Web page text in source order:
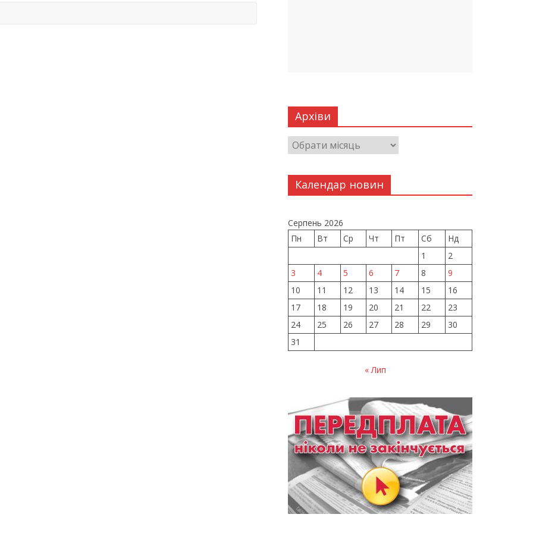
Архіви
Календар новин
Серпень 2026
Пн
Вт Ср Чт Пт Сб
Нд
1
2
3
4 5 6 7 8
9
10
11 12 13 14 15
16
17
18 19 20 21 22
23
24
25 26 27 28 29
30
31
« Лип